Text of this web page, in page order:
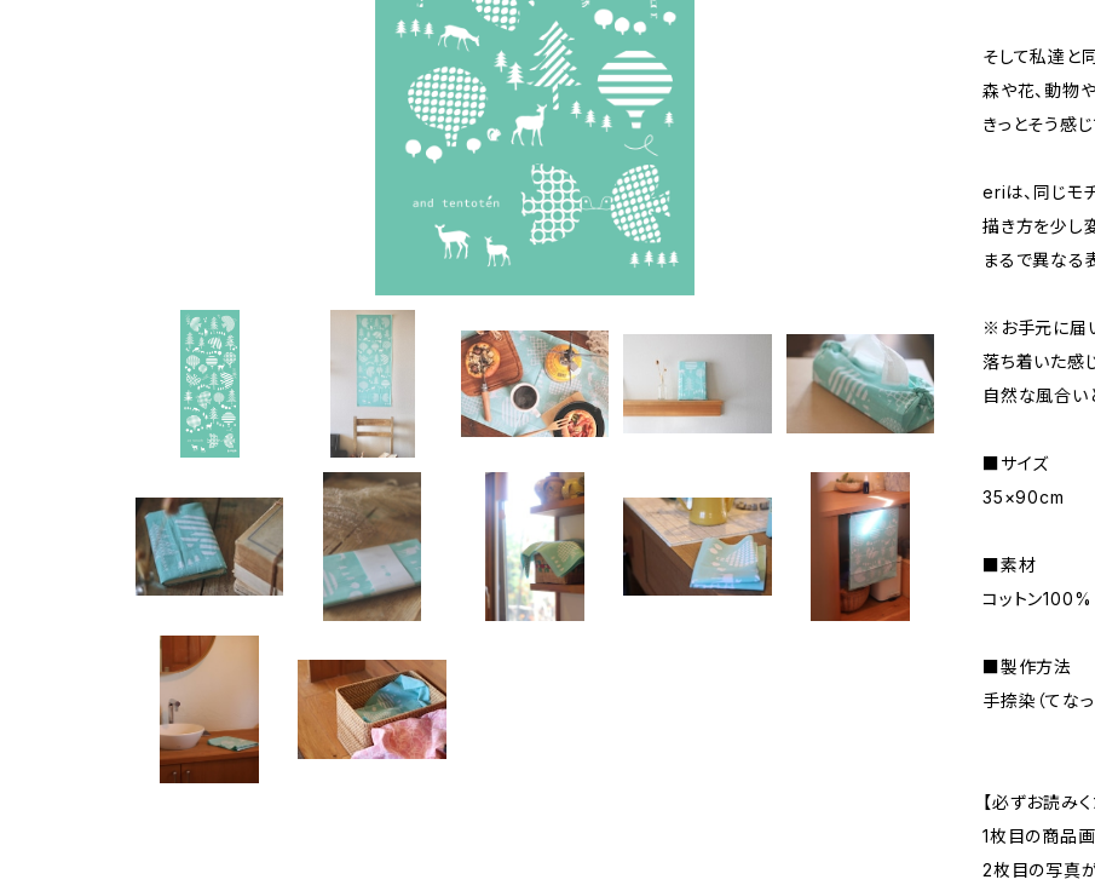
そして私達と
森や花、動物
きっとそう感
eriは、同じモ
描き方を少し
まるで異なる
※お手元に届
落ち着いた感
自然な風合い
■サイズ
35×90cm
■素材
コットン100%
■製作方法
手捺染（てなっ
【必ずお読みく
1枚目の商品画
2枚目の写真